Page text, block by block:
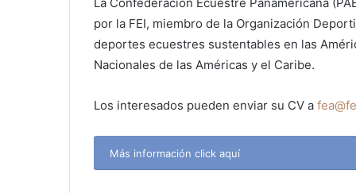
por la FEI, miembro de la Organización
deportes ecuestres sustentables en las
Nacionales de las Américas y el Caribe.
Los interesados pueden enviar su CV a
Más información click aquí